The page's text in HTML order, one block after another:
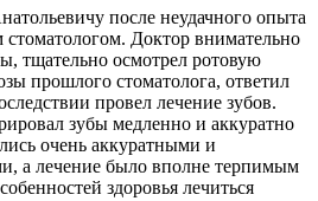
после неудачного опыта
стоматологом. Доктор внимательно
тщательно осмотрел ротовую
прошлого стоматолога, ответил
провел лечение зубов.
зубы медленно и аккуратно
очень аккуратными и
а лечение было вполне терпимым
здоровья лечиться